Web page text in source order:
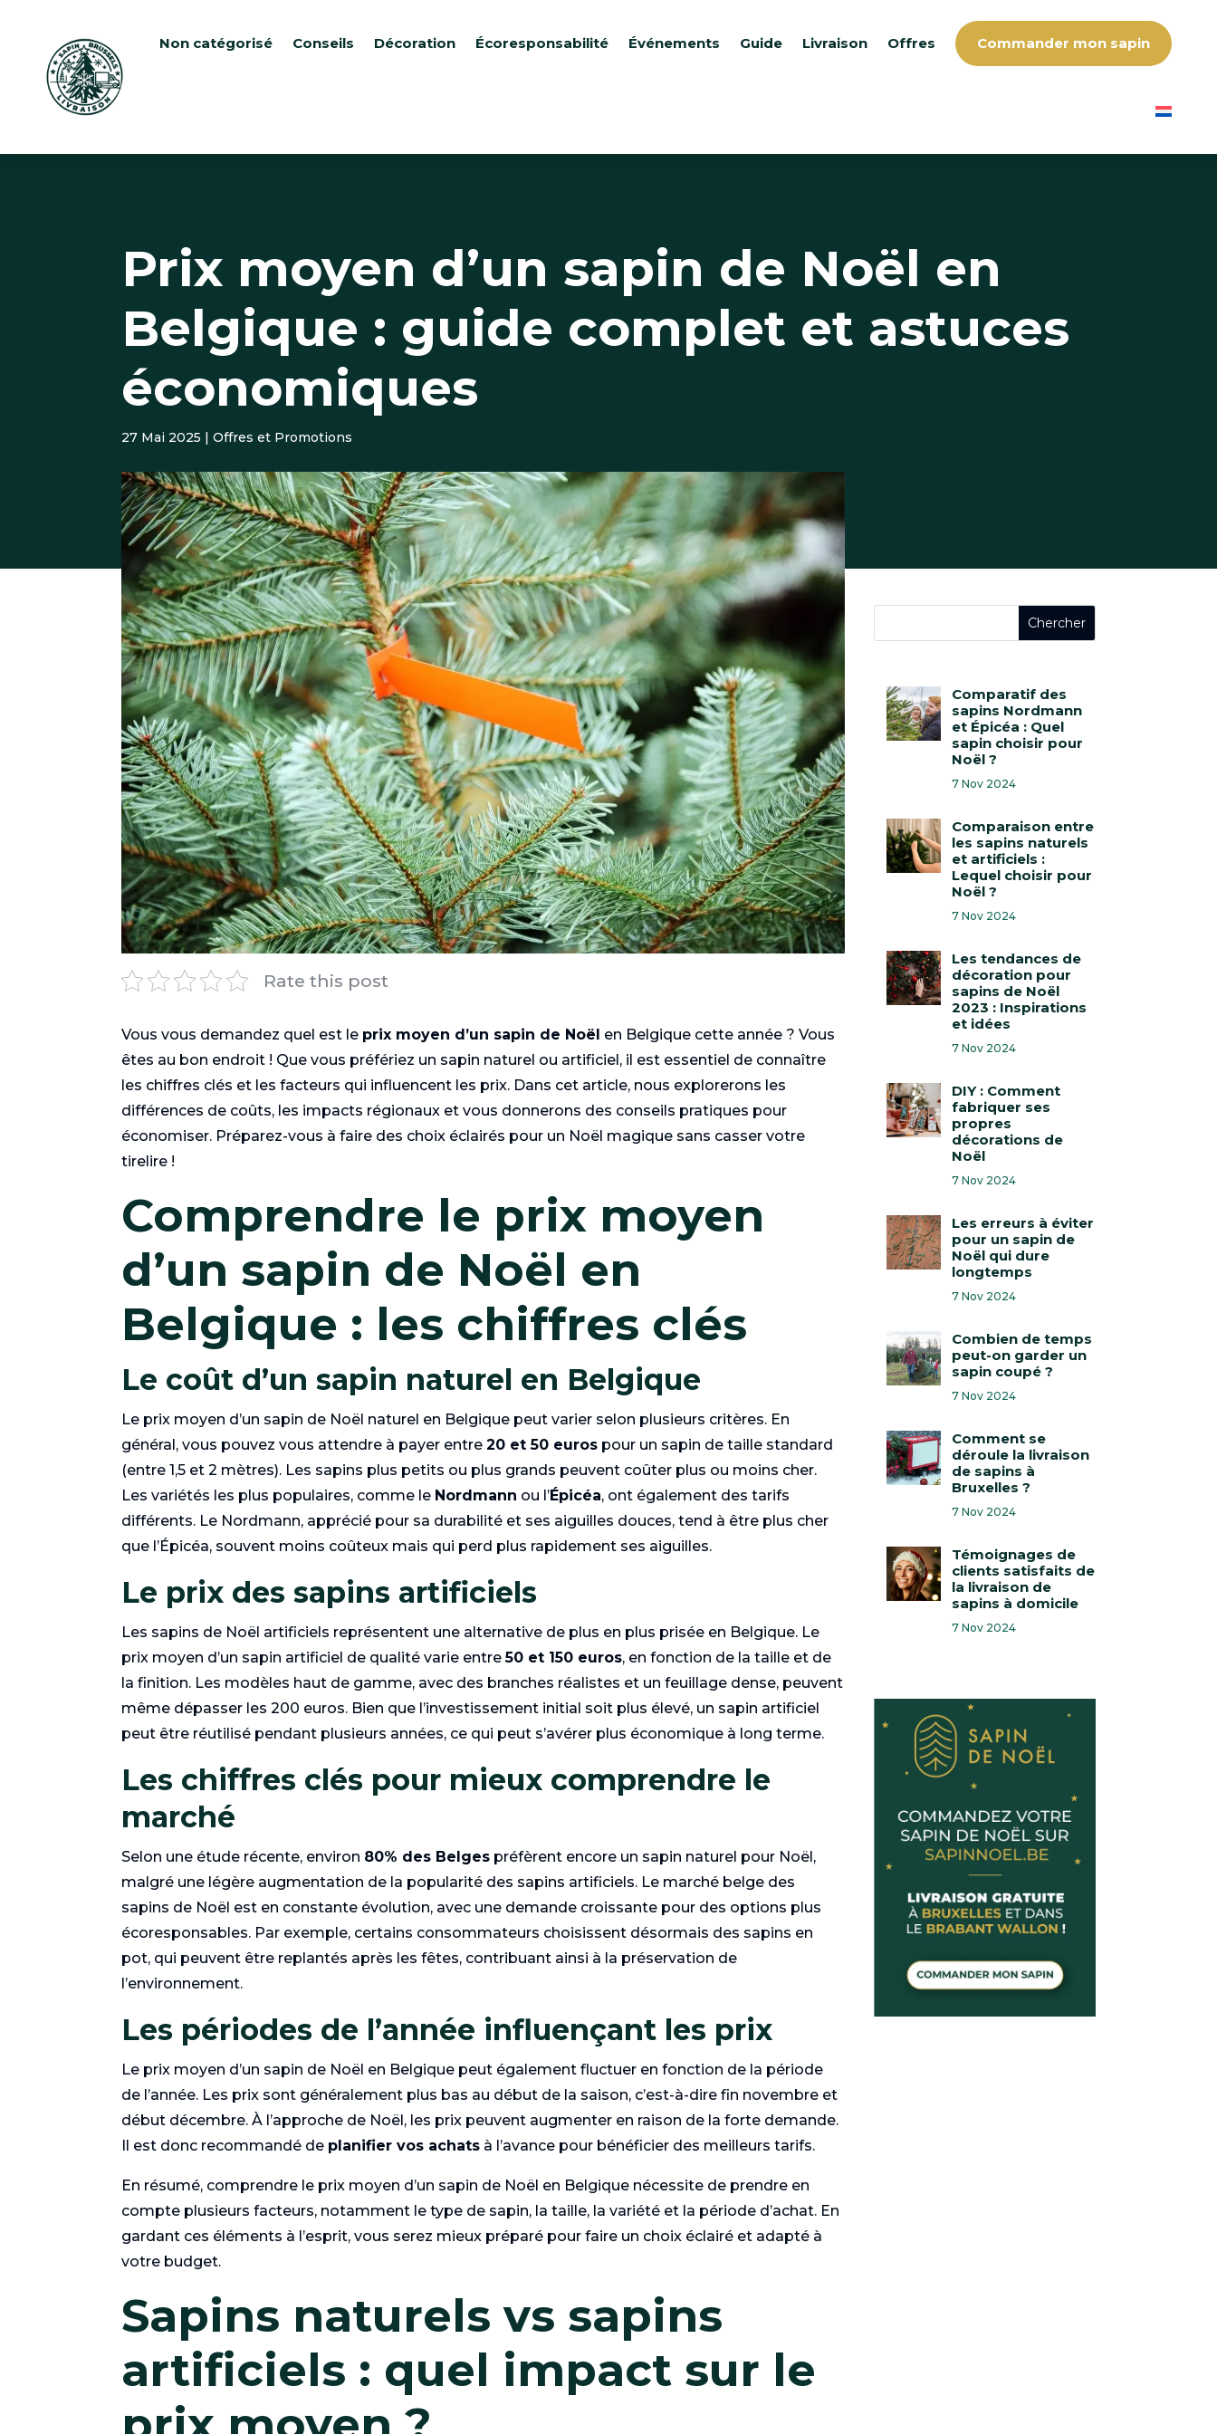
Non catégorisé Conseils Décoration Écoresponsabilité Événements Guide Livraison Offres Commander mon sapin
Prix moyen d’un sapin de Noël en
Belgique : guide complet et astuces
économiques
27 Mai 2025 |Offres et Promotions
Rate this post
Vous vous demandez quel est le prix moyen d’un sapin de Noël en Belgique cette année ? Vous
êtes au bon endroit ! Que vous préfériez un sapin naturel ou artificiel, il est essentiel de connaître
les chiffres clés et les facteurs qui influencent les prix. Dans cet article, nous explorerons les
différences de coûts, les impacts régionaux et vous donnerons des conseils pratiques pour
économiser. Préparez-vous à faire des choix éclairés pour un Noël magique sans casser votre
tirelire !
Comprendre le prix moyen
d’un sapin de Noël en
Belgique : les chiffres clés
Le coût d’un sapin naturel en Belgique
Le prix moyen d’un sapin de Noël naturel en Belgique peut varier selon plusieurs critères. En
général, vous pouvez vous attendre à payer entre20 et 50 euros pour un sapin de taille standard
(entre 1,5 et 2 mètres). Les sapins plus petits ou plus grands peuvent coûter plus ou moins cher.
Les variétés les plus populaires, comme le Nordmann ou l’Épicéa, ont également des tarifs
différents. Le Nordmann, apprécié pour sa durabilité et ses aiguilles douces, tend à être plus cher
que l’Épicéa, souvent moins coûteux mais qui perd plus rapidement ses aiguilles.
Le prix des sapins artificiels
Les sapins de Noël artificiels représentent une alternative de plus en plus prisée en Belgique. Le
prix moyen d’un sapin artificiel de qualité varie entre50 et 150 euros, en fonction de la taille et de
la finition. Les modèles haut de gamme, avec des branches réalistes et un feuillage dense, peuvent
même dépasser les 200 euros. Bien que l’investissement initial soit plus élevé, un sapin artificiel
peut être réutilisé pendant plusieurs années, ce qui peut s’avérer plus économique à long terme.
Les chiffres clés pour mieux comprendre le
marché
Selon une étude récente, environ 80% des Belges préfèrent encore un sapin naturel pour Noël,
malgré une légère augmentation de la popularité des sapins artificiels. Le marché belge des
sapins de Noël est en constante évolution, avec une demande croissante pour des options plus
écoresponsables. Par exemple, certains consommateurs choisissent désormais des sapins en
pot, qui peuvent être replantés après les fêtes, contribuant ainsi à la préservation de
l’environnement.
Les périodes de l’année influençant les prix
Le prix moyen d’un sapin de Noël en Belgique peut également fluctuer en fonction de la période
de l’année. Les prix sont généralement plus bas au début de la saison, c’est-à-dire fin novembre et
début décembre. À l’approche de Noël, les prix peuvent augmenter en raison de la forte demande.
Il est donc recommandé de planifier vos achats à l’avance pour bénéficier des meilleurs tarifs.
En résumé, comprendre le prix moyen d’un sapin de Noël en Belgique nécessite de prendre en
compte plusieurs facteurs, notamment le type de sapin, la taille, la variété et la période d’achat. En
gardant ces éléments à l’esprit, vous serez mieux préparé pour faire un choix éclairé et adapté à
votre budget.
Sapins naturels vs sapins
artificiels : quel impact sur le
Comparatif des
sapins Nordmann
et Épicéa : Quel
sapin choisir pour
Noël ?
7 Nov 2024
Comparaison entre
les sapins naturels
et artificiels :
Lequel choisir pour
Noël ?
7 Nov 2024
Les tendances de
décoration pour
sapins de Noël
2023 : Inspirations
et idées
7 Nov 2024
DIY : Comment
fabriquer ses
propres
décorations de
Noël
7 Nov 2024
Les erreurs à éviter
pour un sapin de
Noël qui dure
longtemps
7 Nov 2024
Combien de temps
peut-on garder un
sapin coupé ?
7 Nov 2024
Comment se
déroule la livraison
de sapins à
Bruxelles ?
7 Nov 2024
Témoignages de
clients satisfaits de
la livraison de
sapins à domicile
7 Nov 2024